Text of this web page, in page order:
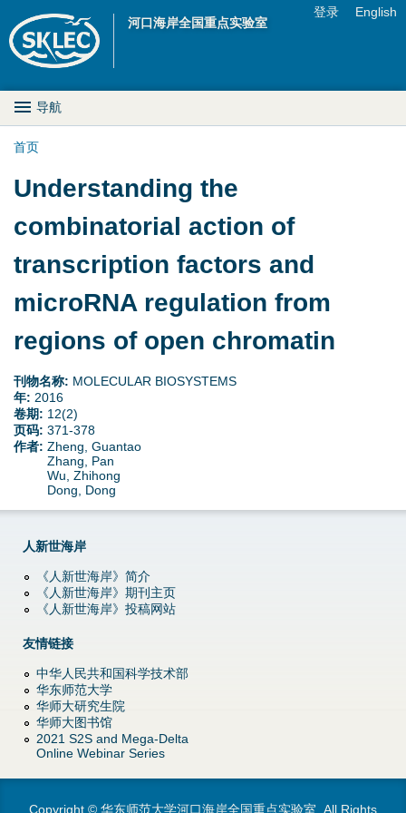
河口海岸全国重点实验室
u
登录 English
M
a
n
D
r
o
p
d
o
导航
你
这
首页
Understanding the
combinatorial action of
transcription factors and
microRNA regulation from
regions of open chromatin
刊物名称: MOLECULAR BIOSYSTEMS
年: 2016
卷期: 12(2)
页码: 371-378
作者: Zheng, Guantao
Zhang, Pan
Wu, Zhihong
Dong, Dong
人新世海岸
《人新世海岸》简介
《人新世海岸》期刊主页
《人新世海岸》投稿网站
友情链接
中华人民共和国科学技术部
华东师范大学
华师大研究生院
华师大图书馆
2021 S2S and Mega-Delta
Online Webinar Series
Copyright © 华东师范大学河口海岸全国重点实验室. All Rights